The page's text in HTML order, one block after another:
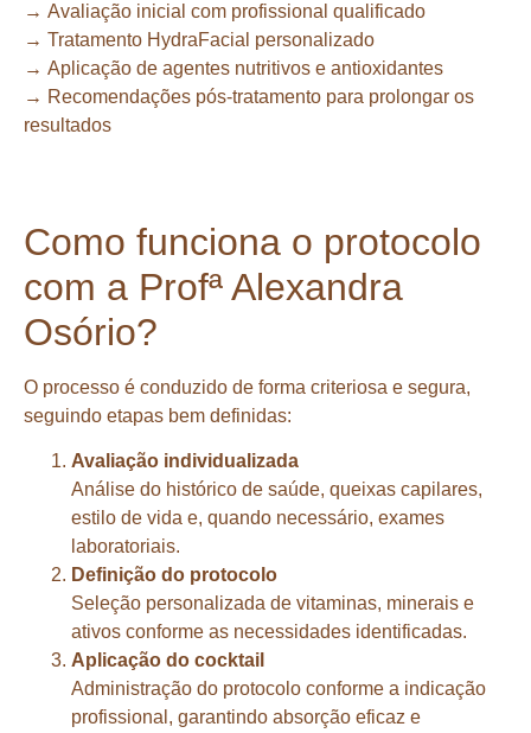
→ Avaliação inicial com profissional qualificado
→ Tratamento HydraFacial personalizado
→ Aplicação de agentes nutritivos e antioxidantes
→ Recomendações pós-tratamento para prolongar os
resultados
Como funciona o protocolo
com a Profª Alexandra
Osório?
O processo é conduzido de forma criteriosa e segura,
seguindo etapas bem definidas:
Avaliação individualizada
Análise do histórico de saúde, queixas capilares,
estilo de vida e, quando necessário, exames
laboratoriais.
Definição do protocolo
Seleção personalizada de vitaminas, minerais e
ativos conforme as necessidades identificadas.
Aplicação do cocktail
Administração do protocolo conforme a indicação
profissional, garantindo absorção eficaz e